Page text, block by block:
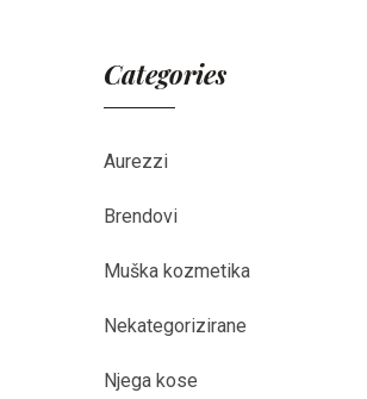
Categories
Aurezzi
Brendovi
Muška kozmetika
Nekategorizirane
Njega kose